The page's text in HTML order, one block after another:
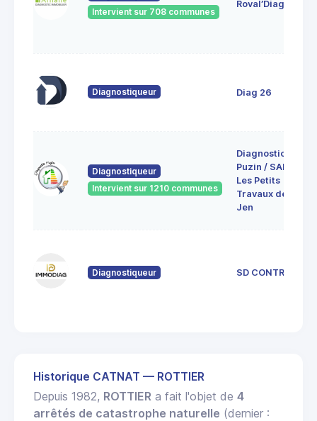
Intervient sur 708 communes
Roval’Diag
Diagnostiqueur Diag 26
Diagnostiqueur
Intervient sur 1210 communes
Diagnostic
Puzin / SARL
Les Petits
Travaux de
Jen
Diagnostiqueur SD CONTROL
Historique CATNAT — ROTTIER
Depuis 1982, ROTTIER a fait l'objet de 4
arrêtés de catastrophe naturelle (dernier :